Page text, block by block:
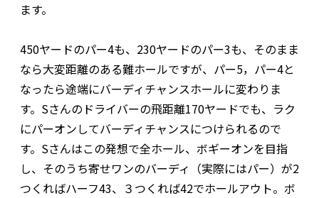
ます。
450ヤードのパー4も、230ヤードのパー3も、そのまま
なら大変距離のある難ホールですが、パー5，パー4と
なったら途端にバーディチャンスホールに変わりま
す。Sさんのドライバーの飛距離170ヤードでも、ラク
にパーオンしてバーディチャンスにつけられるので
す。Sさんはこの発想で全ホール、ボギーオンを目指
し、そのうち寄せワンのバーディ（実際にはパー）が2
つくればハーフ43、３つくれば42でホールアウト。ボ